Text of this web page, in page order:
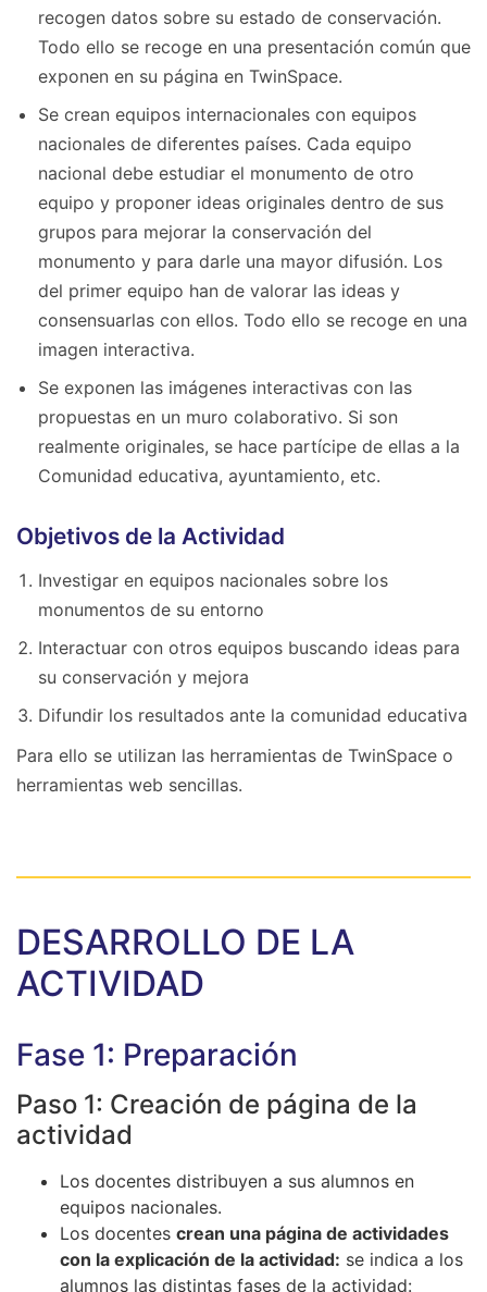
recogen datos sobre su estado de conservación.
Todo ello se recoge en una presentación común que
exponen en su página en TwinSpace.
Se crean equipos internacionales con equipos
nacionales de diferentes países. Cada equipo
nacional debe estudiar el monumento de otro
equipo y proponer ideas originales dentro de sus
grupos para mejorar la conservación del
monumento y para darle una mayor difusión. Los
del primer equipo han de valorar las ideas y
consensuarlas con ellos. Todo ello se recoge en una
imagen interactiva.
Se exponen las imágenes interactivas con las
propuestas en un muro colaborativo. Si son
realmente originales, se hace partícipe de ellas a la
Comunidad educativa, ayuntamiento, etc.
Objetivos de la Actividad
Investigar en equipos nacionales sobre los
monumentos de su entorno
Interactuar con otros equipos buscando ideas para
su conservación y mejora
Difundir los resultados ante la comunidad educativa
Para ello se utilizan las herramientas de TwinSpace o
herramientas web sencillas.
DESARROLLO DE LA
ACTIVIDAD
Fase 1: Preparación
Paso 1: Creación de página de la
actividad
Los docentes distribuyen a sus alumnos en
equipos nacionales.
Los docentes crean una página de actividades
con la explicación de la actividad: se indica a los
alumnos las distintas fases de la actividad: